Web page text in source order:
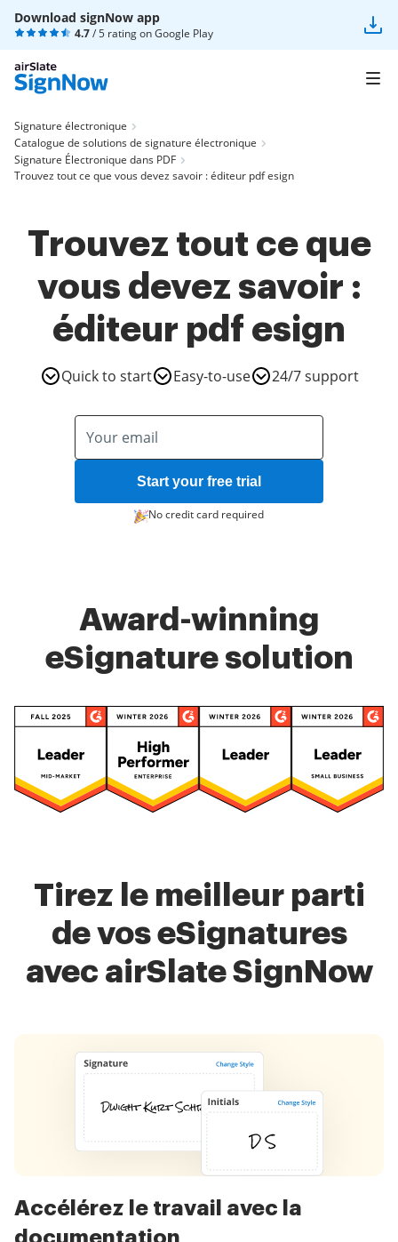
Download signNow app
4.7/ 5 rating onGoogle Play
Signature électronique
Catalogue de solutions de signature électronique
Signature Électronique dans PDF
Trouvez tout ce que vous devez savoir : éditeur pdf esign
Trouvez tout ce que
vous devez savoir :
éditeur pdf esign
Quick to start Easy-to-use 24/7 support
Start your free trial
No credit card required
Award-winning
eSignature solution
Tirez le meilleur parti
de vos eSignatures
avec airSlate SignNow
Accélérez le travail avec la
documentation